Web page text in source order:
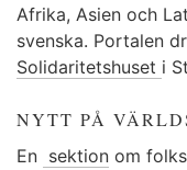
Afrika, Asien och
svenska. Portalen
Solidaritetshuset i
NYTT PÅ
En sektion om